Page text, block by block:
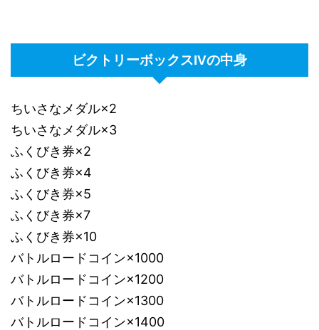
ビクトリーボックスIVの中身
ちいさなメダル×2
ちいさなメダル×3
ふくびき券×2
ふくびき券×4
ふくびき券×5
ふくびき券×7
ふくびき券×10
バトルロードコイン×1000
バトルロードコイン×1200
バトルロードコイン×1300
バトルロードコイン×1400